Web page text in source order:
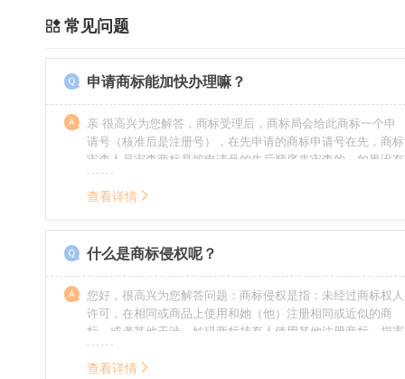
常见问题
申请商标能加快办理嘛？
亲 很高兴为您解答，商标受理后，商标局会给此商标一个申
请号（核准后是注册号），在先申请的商标申请号在先，商标
审查人员审查商标是按申请号的先后顺序来审查的，如果没有
特殊情况（受理案件需要，被异议等），不会延迟也不会提
前。
查看详情
什么是商标侵权呢？
您好，很高兴为您解答问题：商标侵权是指：未经过商标权人
许可，在相同或商品上使用和她（他）注册相同或近似的商
标，或者其他干涉、妨碍商标持有人使用其他注册商标，损害
商标持有人合法权益的其他行为。侵权的人通常需要承担侵权
的责任，明知侵权的行为的人要承担赔偿的责任。情节严重
查看详情